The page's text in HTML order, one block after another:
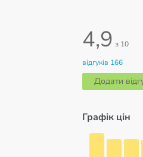
4,9 з 10
відгуків 166
Додати
Графік цін